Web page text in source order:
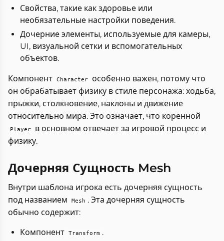
Свойства, такие как здоровье или
необязательные настройки поведения.
Дочерние элементы, используемые для камеры,
UI, визуальной сетки и вспомогательных
объектов.
Компонент Character особенно важен, потому что
он обрабатывает физику в стиле персонажа: ходьба,
прыжки, столкновение, наклоны и движение
относительно мира. Это означает, что коренной
Player
в основном отвечает за игровой процесс и
физику.
Дочерняя Сущность Mesh
Внутри шаблона игрока есть дочерняя сущность
под названием
Mesh . Эта дочерняя сущность
обычно содержит:
Компонент Transform .